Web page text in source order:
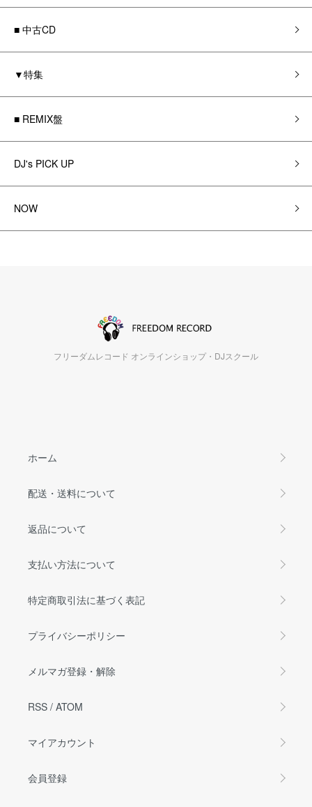
■ 中古CD
▼特集
■ REMIX盤
DJ's PICK UP
NOW
フリーダムレコード オンラインショップ・DJスクール
ホーム
配送・送料について
返品について
支払い方法について
特定商取引法に基づく表記
プライバシーポリシー
メルマガ登録・解除
RSS / ATOM
マイアカウント
会員登録